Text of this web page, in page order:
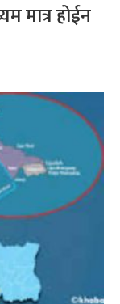
मात्र होईन